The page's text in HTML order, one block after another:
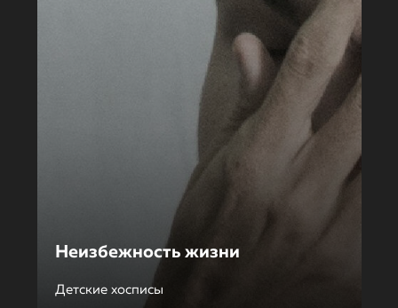
Неизбежность жизни
Детские хосписы